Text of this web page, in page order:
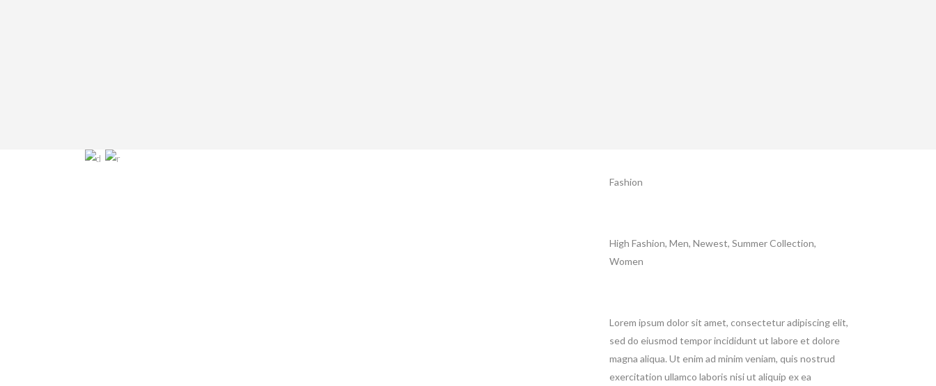
Fashion
High Fashion, Men, Newest, Summer Collection,
Women
Lorem ipsum dolor sit amet, consectetur adipiscing elit,
sed do eiusmod tempor incididunt ut labore et dolore
magna aliqua. Ut enim ad minim veniam, quis nostrud
exercitation ullamco laboris nisi ut aliquip ex ea